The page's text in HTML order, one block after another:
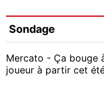
Sondage
Mercato - Ça bouge
joueur à partir cet